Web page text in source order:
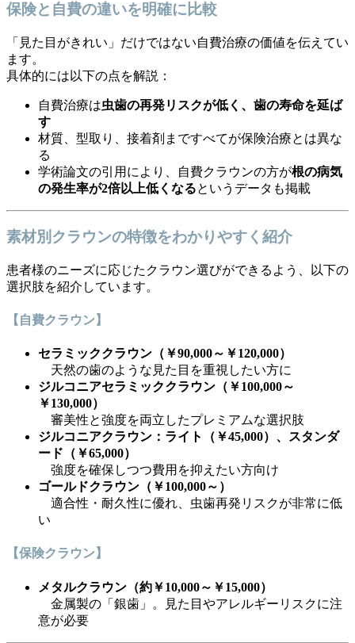
保険と自費の違いを明確に比較
「見た目がきれい」だけではない自費治療の価値を伝えてい
ます。
具体的には以下の点を解説：
自費治療は虫歯の再発リスクが低く、歯の寿命を延ば
す
材質、型取り、接着剤まですべてが保険治療とは異な
る
学術論文の引用により、自費クラウンの方が根の病気
の発生率が2倍以上低くなるというデータも掲載
素材別クラウンの特徴をわかりやすく紹介
患者様のニーズに応じたクラウン選びができるよう、以下の
選択肢を紹介しています。
【自費クラウン】
セラミッククラウン（￥90,000～￥120,000）
天然の歯のような見た目を重視したい方に
ジルコニアセラミッククラウン（￥100,000～
￥130,000）
審美性と強度を両立したプレミアムな選択肢
ジルコニアクラウン：ライト（￥45,000）、スタンダ
ード（￥65,000）
強度を確保しつつ費用を抑えたい方向け
ゴールドクラウン（￥100,000～）
適合性・耐久性に優れ、虫歯再発リスクが非常に低
い
【保険クラウン】
メタルクラウン（約￥10,000～￥15,000）
金属製の「銀歯」。見た目やアレルギーリスクに注
意が必要